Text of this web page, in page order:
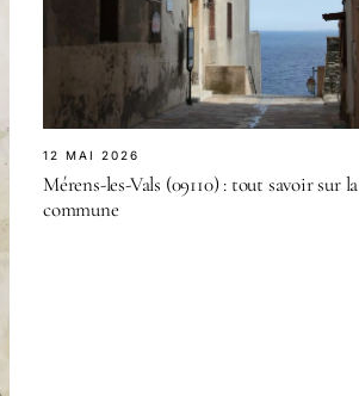
12 MAI 2026
Mérens-les-Vals (09110) : tout savoir sur la
commune